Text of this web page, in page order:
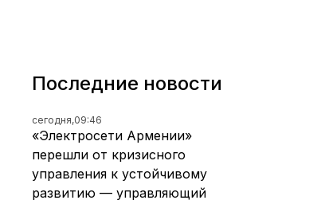
Последние новости
сегодня,09:46
«Электросети Армении»
перешли от кризисного
управления к устойчивому
развитию — управляющий